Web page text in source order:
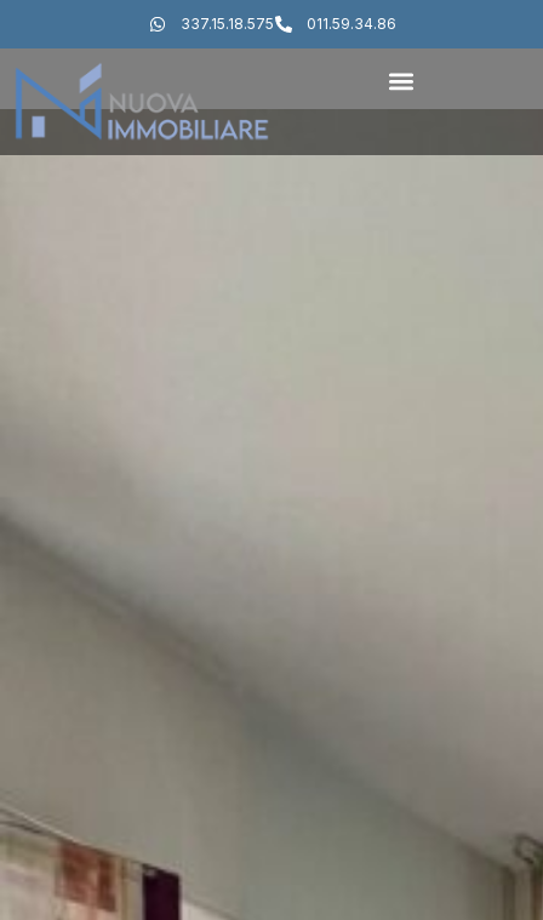
337.15.18.575 011.59.34.86